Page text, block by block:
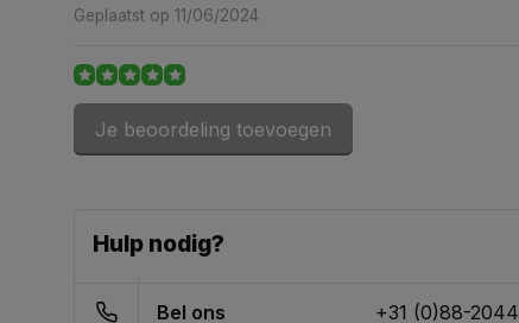
Geplaatst op 11/06/2024
Els Amerongen van
Werkt prima. Ben er erg blij mee.
Super snelle levering en alles correct
Je beoordeling toevoegen
Hulp nodig?
Bel ons +31 (0)88-